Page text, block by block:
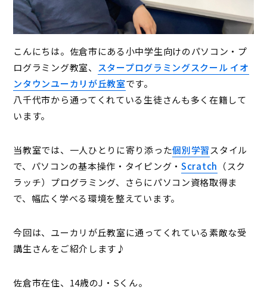
こんにちは。佐倉市にある小中学生向けのパソコン・プ
ログラミング教室、 スタープログラミングスクール イオ
ンタウンユーカリが丘教室です。
八千代市から通ってくれている生徒さんも多く在籍して
います。
当教室では、一人ひとりに寄り添った個別学習スタイル
で、パソコンの基本操作・タイピング・ Scratch （スク
ラッチ）プログラミング、さらにパソコン資格取得ま
で、幅広く学べる環境を整えています。
今回は、ユーカリが丘教室に通ってくれている素敵な受
講生さんをご紹介します♪
佐倉市在住、14歳のJ・Sくん。